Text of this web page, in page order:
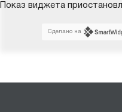
Показ виджета
Сделано на